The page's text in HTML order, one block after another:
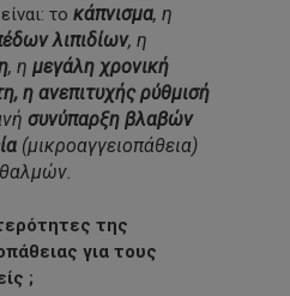
το κάπνισμα, η
λιπιδίων, η
, η μεγάλη χρονική
η ανεπιτυχής ρύθμισή
συνύπαρξη βλαβών
(μικροαγγειοπάθεια)
της
για τους
;